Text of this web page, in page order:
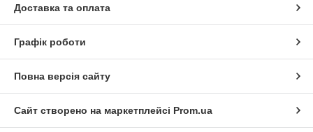
Доставка та оплата
Графік роботи
Повна версія сайту
Сайт створено на маркетплейсі Prom.ua